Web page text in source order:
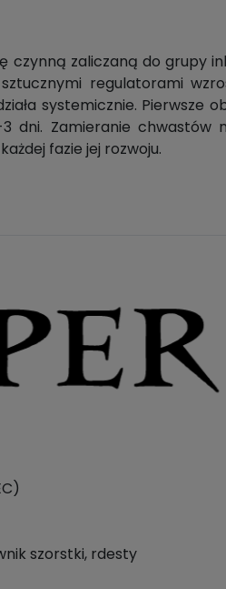
czynną zaliczaną do grupy
regulatorami
systemicznie. Pierwsze
dni. Zamieranie chwastów
fazie jej rozwoju.
szorstki, rdesty